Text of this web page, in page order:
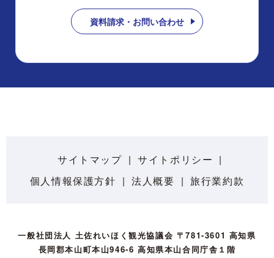
資料請求・お問い合わせ
サイトマップ
サイトポリシー
個人情報保護方針
法人概要 旅行業約款
一般社団法人 土佐れいほく観光協議会 〒781-3601 高知県
長岡郡本山町本山946-6 高知県本山合同庁舎１階